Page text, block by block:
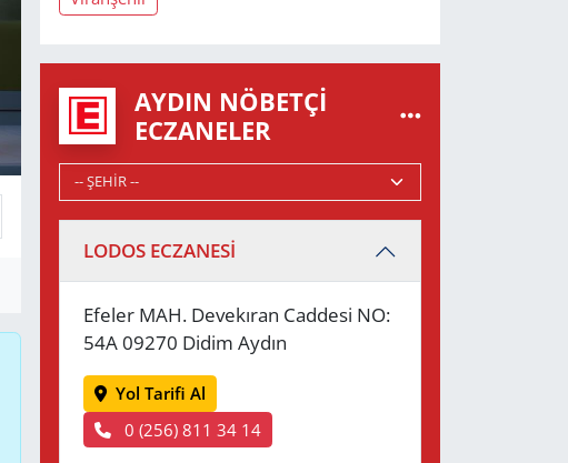
AYDIN NÖBETÇI
ECZANELER
LODOS ECZANESİ
Efeler MAH. Devekıran Caddesi NO:
54A 09270 Didim Aydın
Yol Tarifi Al
0 (256) 811 34 14